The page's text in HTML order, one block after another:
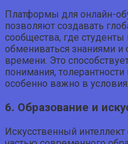
Платформы для онлайн-
позволяют создавать
сообщества, где студенты
обмениваться знаниями
времени. Это
понимания, толерантности
особенно важно в
6. Образование и
Искусственный